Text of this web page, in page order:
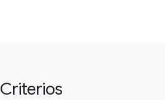
Criterios